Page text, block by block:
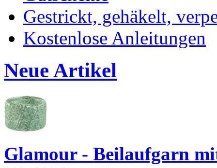
Gestrickt, gehäkelt,
Kostenlose Anleitungen
Neue Artikel
Glamour - Beilaufgarn